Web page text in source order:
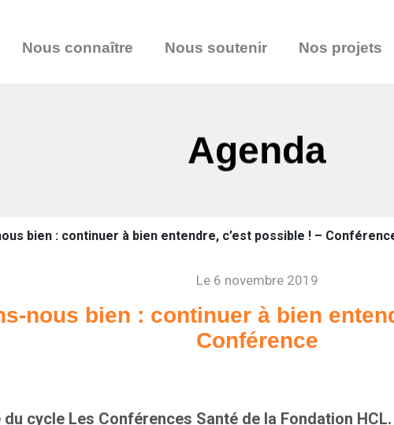
Nous connaître Nous soutenir Nos projets
Agenda
bien : continuer à bien entendre, c’est possible ! –
Le 6 novembre 2019
nous bien : continuer à bien
Conférence
du cycle Les Conférences Santé de la Fondation HCL.